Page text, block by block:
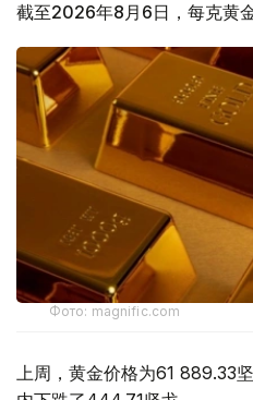
截至2026年8月6日，每克黄
Фото: magnific.com
上周，黄金价格为61 889.33